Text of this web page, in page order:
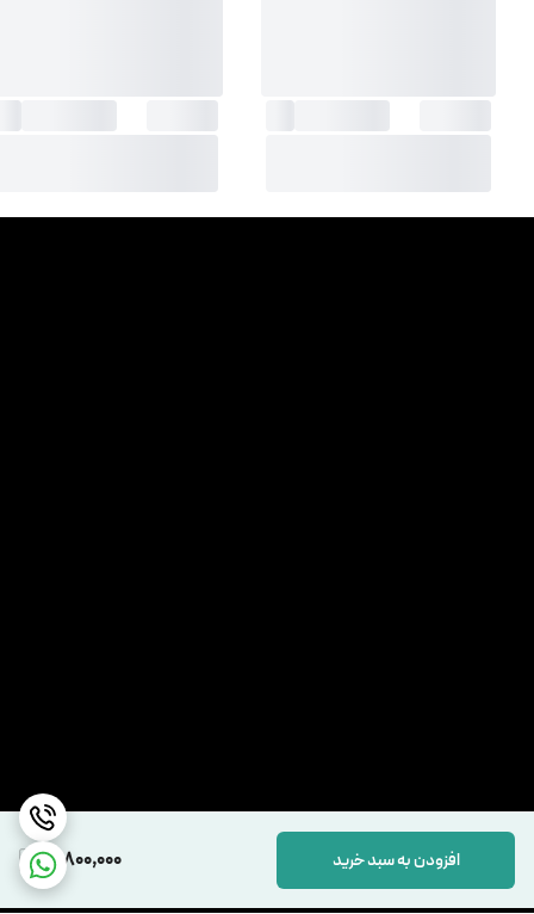
16,800,000 افزودن به سبد خرید